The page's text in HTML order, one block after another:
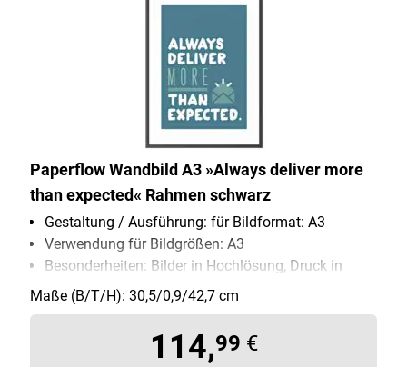
Paperflow Wandbild A3 »Always deliver more
than expected« Rahmen schwarz
Gestaltung / Ausführung: für Bildformat: A3
Verwendung für Bildgrößen: A3
Besonderheiten: Bilder in Hochlösung, Druck in
Hochlösung
Maße (B/T/H): 30,5/0,9/42,7 cm
114,99 €